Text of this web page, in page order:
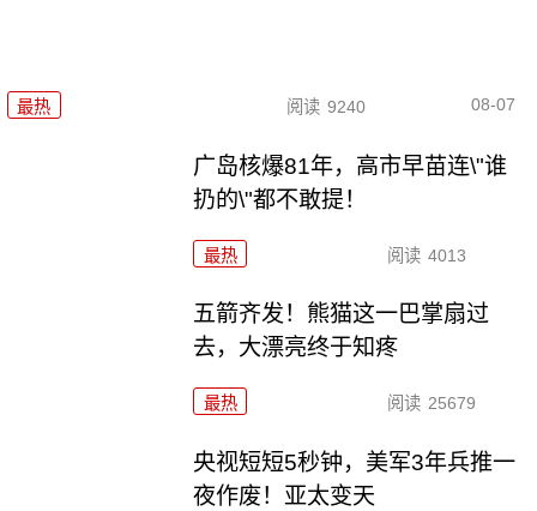
最热 阅读 9240 08-07
广岛核爆81年，高市早苗连\"谁
扔的\"都不敢提！
最热 阅读 4013
五箭齐发！熊猫这一巴掌扇过
去，大漂亮终于知疼
最热 阅读 25679
央视短短5秒钟，美军3年兵推一
夜作废！亚太变天